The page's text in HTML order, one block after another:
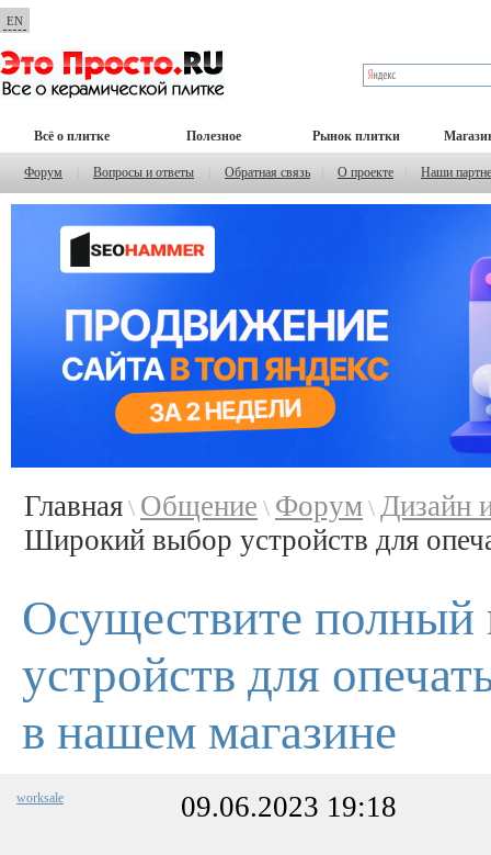
EN
Всё о плитке Полезное Рынок плитки
Форум Вопросы и ответы Обратная связь О проекте Наши
Главная \ Общение \ Форум \ Дизайн
Широкий выбор устройств для
Осуществите
устройств для
в нашем магазине
worksale 09.06.2023 19:18